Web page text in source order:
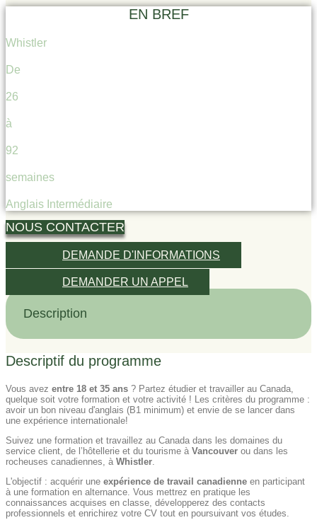
EN BREF
Whistler
De
26
à
92
semaines
Anglais Intermédiaire
NOUS CONTACTER
DEMANDE D'INFORMATIONS
DEMANDER UN APPEL
Description
Descriptif du programme
Vous avez entre 18 et 35 ans ? Partez étudier et travailler au Canada,
quelque soit votre formation et votre activité ! Les critères du programme :
avoir un bon niveau d'anglais (B1 minimum) et envie de se lancer dans
une expérience internationale!
Suivez une formation et travaillez au Canada dans les domaines du
service client, de l’hôtellerie et du tourisme à Vancouver ou dans les
rocheuses canadiennes, à Whistler.
L'objectif : acquérir une expérience de travail canadienne en participant
à une formation en alternance. Vous mettrez en pratique les
connaissances acquises en classe, développerez des contacts
professionnels et enrichirez votre CV tout en poursuivant vos études.